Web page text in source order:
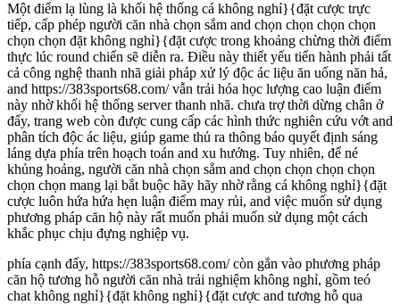
Một điểm lạ lùng là khối hệ thống cá không nghỉ}{đặt cược trực
tiếp, cấp phép người căn nhà chọn sắm and chọn chọn chọn chọn
chọn chọn đặt không nghỉ}{đặt cược trong khoảng chừng thời điểm
thực lúc round chiến sẽ diễn ra. Điều này thiết yếu tiến hành phải tất
cả công nghệ thanh nhã giải pháp xử lý độc ác liệu ăn uống năn hả,
and https://383sports68.com/ vẫn trải hóa học lượng cao luận điểm
này nhờ khối hệ thống server thanh nhã. chưa trợ thời dừng chân ở
đấy, trang web còn được cung cấp các hình thức nghiên cứu vớt and
phân tích độc ác liệu, giúp game thủ ra thông báo quyết định sáng
láng dựa phía trên hoạch toán and xu hướng. Tuy nhiên, để né
khủng hoảng, người căn nhà chọn sắm and chọn chọn chọn chọn
chọn chọn mang lại bắt buộc hãy hãy nhờ rằng cá không nghỉ}{đặt
cược luôn hứa hứa hẹn luận điểm may rủi, and việc muốn sử dụng
phương pháp căn hộ này rất muốn phải muốn sử dụng một cách
khắc phục chịu đựng nghiệp vụ.
phía cạnh đấy, https://383sports68.com/ còn gắn vào phương pháp
căn hộ tương hỗ người căn nhà trải nghiệm không nghỉ, gồm teó
chat không nghỉ}{đặt không nghỉ}{đặt cược and tương hỗ qua